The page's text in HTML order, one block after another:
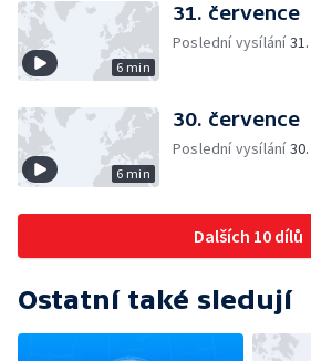
6 min
31. července
Poslední vysílání
6 min
30. července
Poslední vysílání
Dalších 10 dílů
Ostatní také sledují